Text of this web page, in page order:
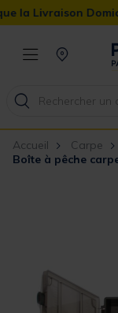
Domicile
Accueil Carpe
Boîte à pêche